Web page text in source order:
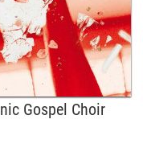
Gospel Choir